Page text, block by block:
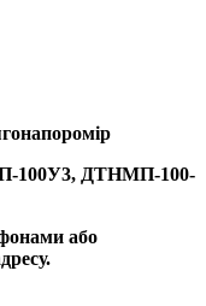
напоромір
100У3, ДТНМП-100-
або